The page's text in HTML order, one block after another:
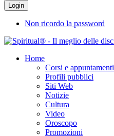
Non ricordo la password
Home
Corsi e appuntamenti
Profili pubblici
Siti Web
Notizie
Cultura
Video
Oroscopo
Promozioni